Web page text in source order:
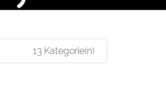
13 Kategorie(n)